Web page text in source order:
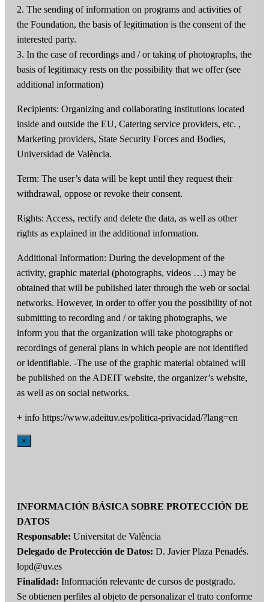
2. The sending of information on programs and activities of
the Foundation, the basis of legitimation is the consent of the
interested party.
3. In the case of recordings and / or taking of photographs, the
basis of legitimacy rests on the possibility that we offer (see
additional information)
Recipients: Organizing and collaborating institutions located
inside and outside the EU, Catering service providers, etc. ,
Marketing providers, State Security Forces and Bodies,
Universidad de València.
Term: The user’s data will be kept until they request their
withdrawal, oppose or revoke their consent.
Rights: Access, rectify and delete the data, as well as other
rights as explained in the additional information.
Additional Information: During the development of the
activity, graphic material (photographs, videos …) may be
obtained that will be published later through the web or social
networks. However, in order to offer you the possibility of not
submitting to recording and / or taking photographs, we
inform you that the organization will take photographs or
recordings of general plans in which people are not identified
or identifiable. -The use of the graphic material obtained will
be published on the ADEIT website, the organizer’s website,
as well as on social networks.
+ info https://www.adeituv.es/politica-privacidad/?lang=en
×
INFORMACIÓN BÁSICA SOBRE PROTECCIÓN DE
DATOS
Responsable: Universitat de València
Delegado de Protección de Datos: D. Javier Plaza Penadés.
lopd@uv.es
Finalidad: Información relevante de cursos de postgrado.
Se obtienen perfiles al objeto de personalizar el trato conforme